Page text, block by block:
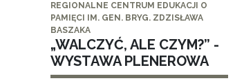
REGIONALNE CENTRUM EDUKACJI O
PAMIĘCI IM. GEN. BRYG. ZDZISŁAWA
BASZAKA
„WALCZYĆ, ALE CZYM?” -
WYSTAWA PLENEROWA